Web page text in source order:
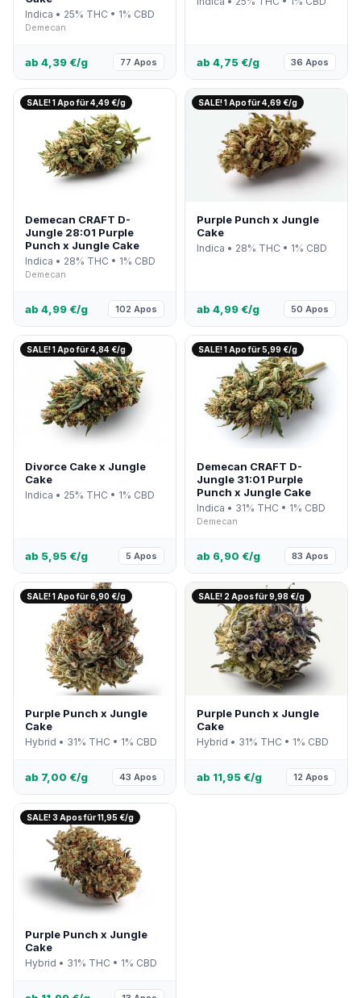
Indica • 25% THC • 1% CBD
Demecan
ab 4,39 €/g 77 Apos ab 4,75 €/g 36 Apos
SALE! 1 Apo für 4,49 €/g
Demecan CRAFT D-
Jungle 28:01 Purple
Punch x Jungle Cake
Indica • 28% THC • 1% CBD
Demecan
ab 4,99 €/g 102 Apos
SALE! 1 Apo für 4,69 €/g
Purple Punch x Jungle
Cake
Indica • 28% THC • 1% CBD
ab 4,99 €/g 50 Apos
SALE! 1 Apo für 4,84 €/g
Divorce Cake x Jungle
Cake
Indica • 25% THC • 1% CBD
ab 5,95 €/g 5 Apos
SALE! 1 Apo für 5,99 €/g
Demecan CRAFT D-
Jungle 31:01 Purple
Punch x Jungle Cake
Indica • 31% THC • 1% CBD
Demecan
ab 6,90 €/g 83 Apos
SALE! 1 Apo für 6,90 €/g
Purple Punch x Jungle
Cake
Hybrid • 31% THC • 1% CBD
ab 7,00 €/g 43 Apos
SALE! 2 Apos für 9,98 €/g
Purple Punch x Jungle
Cake
Hybrid • 31% THC • 1% CBD
ab 11,95 €/g 12 Apos
SALE! 3 Apos für 11,95 €/g
Purple Punch x Jungle
Cake
Hybrid • 31% THC • 1% CBD